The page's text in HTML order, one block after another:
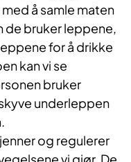
å samle maten
de bruker leppene,
for å drikke
kan vi se
bruker
underleppen
og regulerer